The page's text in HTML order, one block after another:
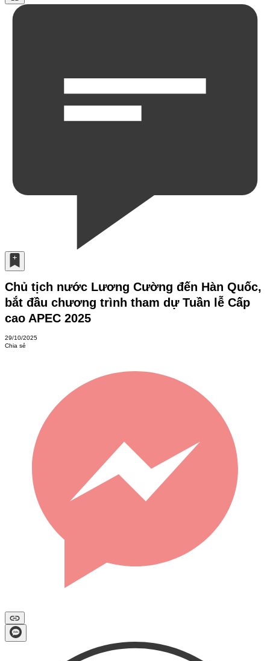
Chủ tịch nước Lương Cường đến Hàn Quốc,
bắt đầu chương trình tham dự Tuần lễ Cấp
cao APEC 2025
29/10/2025
Chia sẻ